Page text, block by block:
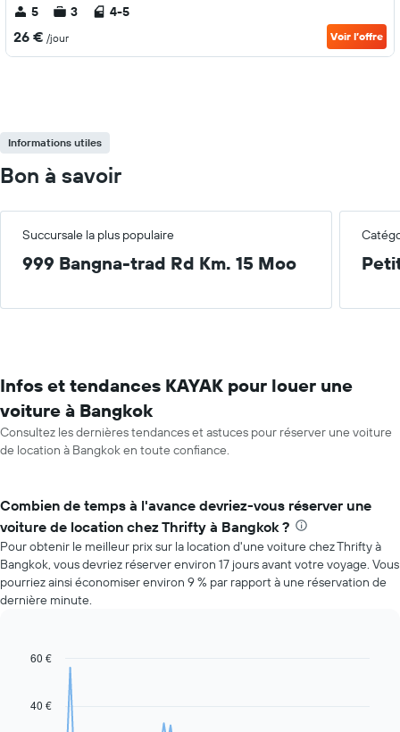
5 3 4-5
26 € /jour Voir l’offre
Informations utiles
Bon à savoir
Succursale la plus populaire
999 Bangna-trad Rd Km. 15 Moo
Infos et tendances KAYAK pour louer une
voiture à Bangkok
Consultez les dernières tendances et astuces pour réserver une voiture
de location à Bangkok en toute confiance.
Combien de temps à l'avance devriez-vous réserver une
voiture de location chez Thrifty à Bangkok ?
Pour obtenir le meilleur prix sur la location d'une voiture chez Thrifty à
Bangkok, vous devriez réserver environ 17 jours avant votre voyage. Vous
pourriez ainsi économiser environ 9 % par rapport à une réservation de
dernière minute.
Line
data
Chart
40 €
60 €